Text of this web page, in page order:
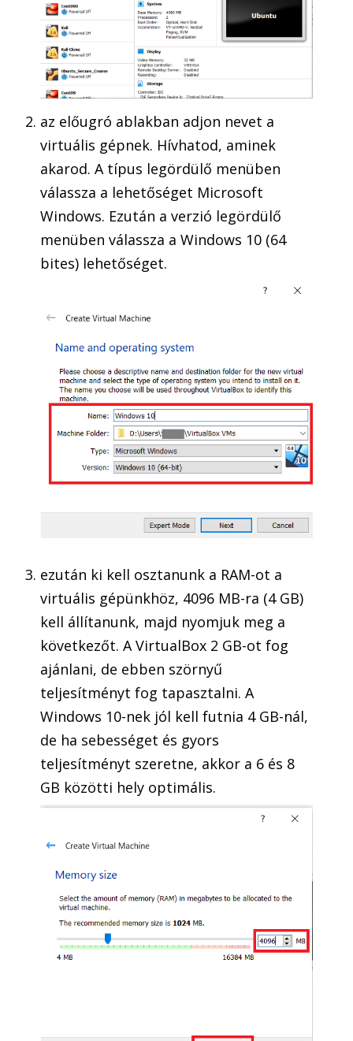
az előugró ablakban adjon nevet a
virtuális gépnek. Hívhatod, aminek
akarod. A típus legördülő menüben
válassza a lehetőséget Microsoft
Windows. Ezután a verzió legördülő
menüben válassza a Windows 10 (64
bites) lehetőséget.
ezután ki kell osztanunk a RAM-ot a
virtuális gépünkhöz, 4096 MB-ra (4 GB)
kell állítanunk, majd nyomjuk meg a
következőt. A VirtualBox 2 GB-ot fog
ajánlani, de ebben szörnyű
teljesítményt fog tapasztalni. A
Windows 10-nek jól kell futnia 4 GB-nál,
de ha sebességet és gyors
teljesítményt szeretne, akkor a 6 és 8
GB közötti hely optimális.